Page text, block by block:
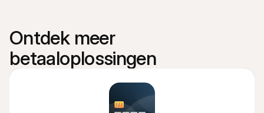
Ontdek meer
betaaloplossingen